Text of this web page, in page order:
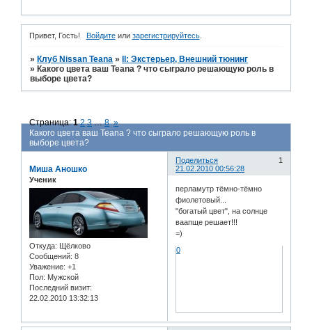
Привет, Гость! Войдитеили зарегистрируйтесь.
» Клуб Nissan Teana »
II: Экстерьер, Внешний тюнинг
» Какого цвета ваш Teana ? что сыграло решающую роль в
выборе цвета?
Какого цвета ваш Teana ? что сыграло решающую роль в
выборе цвета?
Страница:1 2 3 … 8 »
Поделиться
1
21.02.2010 00:56:28
Миша Аношко
Ученик
Откуда: Щёлково
Сообщений: 8
Уважение: +1
Пол: Мужской
Последний визит:
22.02.2010 13:32:13
перламутр тёмно-тёмно
фиолетовый...
"богатый цвет", на солнце
ваапще решает!!!
=)
0